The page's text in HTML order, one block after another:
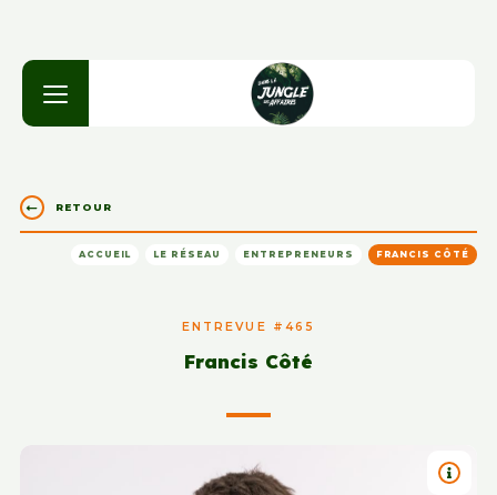
RETOUR
ACCUEIL LE RÉSEAU ENTREPRENEURS FRANCIS CÔTÉ
ENTREVUE #465
Francis Côté
TITRE